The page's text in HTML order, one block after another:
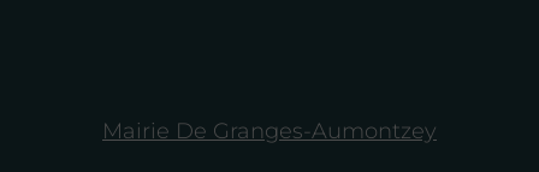
Mairie De Granges-Aumontzey